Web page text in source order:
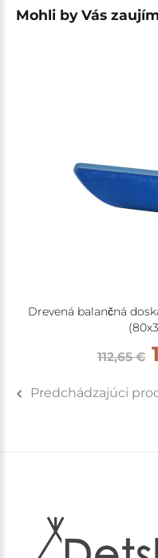
Mohli by Vás
Drevená balančná
112,65 €
Predchádzajúci